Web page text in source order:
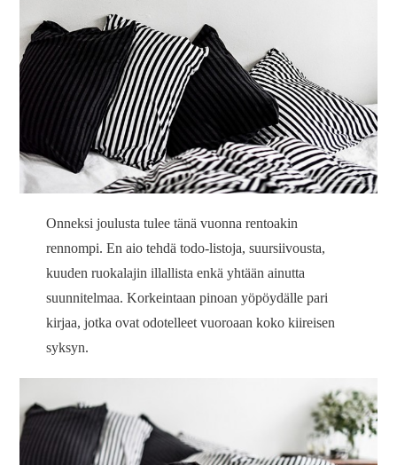
Onneksi joulusta tulee tänä vuonna rentoakin
rennompi. En aio tehdä todo-listoja, suursiivousta,
kuuden ruokalajin illallista enkä yhtään ainutta
suunnitelmaa. Korkeintaan pinoan yöpöydälle pari
kirjaa, jotka ovat odotelleet vuoroaan koko kiireisen
syksyn.